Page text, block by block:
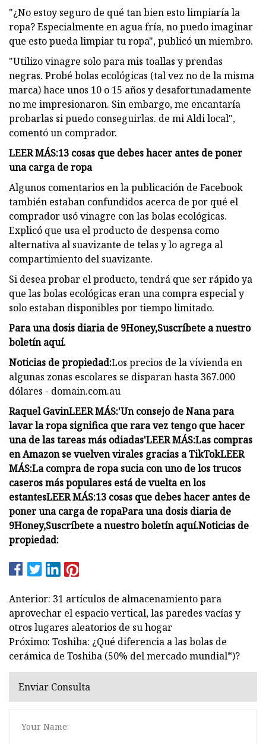
"¿No estoy seguro de qué tan bien esto limpiaría la
ropa? Especialmente en agua fría, no puedo imaginar
que esto pueda limpiar tu ropa", publicó un miembro.
"Utilizo vinagre solo para mis toallas y prendas
negras. Probé bolas ecológicas (tal vez no de la misma
marca) hace unos 10 o 15 años y desafortunadamente
no me impresionaron. Sin embargo, me encantaría
probarlas si puedo conseguirlas. de mi Aldi local",
comentó un comprador.
LEER MÁS:13 cosas que debes hacer antes de poner
una carga de ropa
Algunos comentarios en la publicación de Facebook
también estaban confundidos acerca de por qué el
comprador usó vinagre con las bolas ecológicas.
Explicó que usa el producto de despensa como
alternativa al suavizante de telas y lo agrega al
compartimiento del suavizante.
Si desea probar el producto, tendrá que ser rápido ya
que las bolas ecológicas eran una compra especial y
solo estaban disponibles por tiempo limitado.
Para una dosis diaria de 9Honey,Suscríbete a nuestro
boletín aquí.
Noticias de propiedad:Los precios de la vivienda en
algunas zonas escolares se disparan hasta 367.000
dólares - domain.com.au
Raquel GavinLEER MÁS:'Un consejo de Nana para
lavar la ropa significa que rara vez tengo que hacer
una de las tareas más odiadas'LEER MÁS:Las compras
en Amazon se vuelven virales gracias a TikTokLEER
MÁS:La compra de ropa sucia con uno de los trucos
caseros más populares está de vuelta en los
estantesLEER MÁS:13 cosas que debes hacer antes de
poner una carga de ropaPara una dosis diaria de
9Honey,Suscríbete a nuestro boletín aquí.Noticias de
propiedad:
Anterior: 31 artículos de almacenamiento para
aprovechar el espacio vertical, las paredes vacías y
otros lugares aleatorios de su hogar
Próximo: Toshiba: ¿Qué diferencia a las bolas de
cerámica de Toshiba (50% del mercado mundial*)?
Enviar Consulta